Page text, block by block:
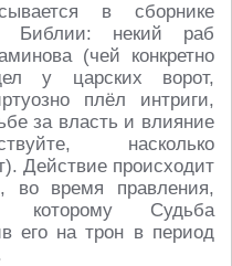
в сборнике
Библии: некий раб
(чей конкретно
у царских ворот,
плёл интриги,
за власть и влияние
насколько
Действие происходит
время правления,
которому Судьба
его на трон в период